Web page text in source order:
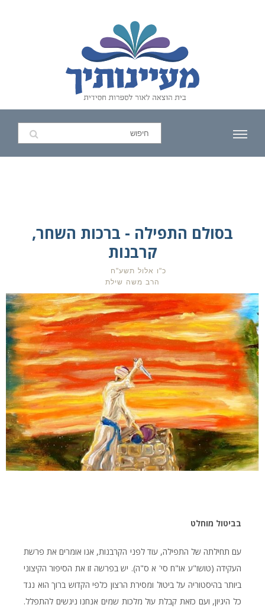
בסולם התפילה - ברכות השחר,
קרבנות
כ"ו אלול תשע"ח
הרב משה שילת
בביטול מוחלט
עם תחילתה של התפילה, עוד לפני הקרבנות, אנו אומרים את פרשת
העקידה (טושו"ע או"ח סי' א ס"ה). יש בפרשה זו את הסיפור הקיצוני
ביותר בהיסטוריה על ביטול ומסירת הרצון כלפי הקדוש ברוך הוא נגד
כל היגיון, ועם כזאת קבלת עול מלכות שמים אנחנו ניגשים להתפלל.